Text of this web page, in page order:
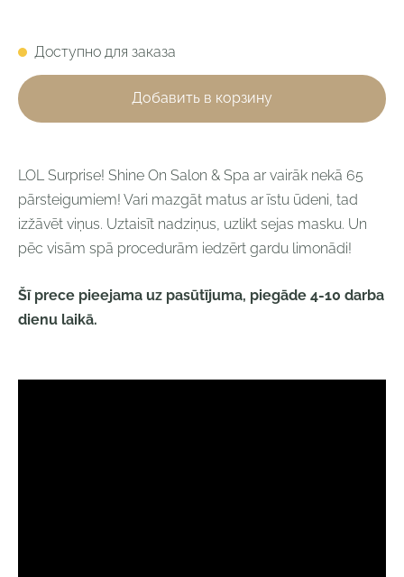
Доступно для заказа
Добавить в корзину
LOL Surprise! Shine On Salon & Spa ar vairāk nekā 65
pārsteigumiem! Vari mazgāt matus ar īstu ūdeni, tad
izžāvēt viņus. Uztaisīt nadziņus, uzlikt sejas masku. Un
pēc visām spā procedurām iedzērt gardu limonādi!
Šī prece pieejama uz pasūtījuma, piegāde 4-10 darba
dienu laikā.